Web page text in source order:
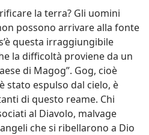
la terra? Gli uomini
possono arrivare alla fonte
questa irraggiungibile
la difficoltà proviene da un
di Magog”. Gog, cioè
stato espulso dal cielo, è
di questo reame. Chi
al Diavolo, malvage
che si ribellarono a Dio